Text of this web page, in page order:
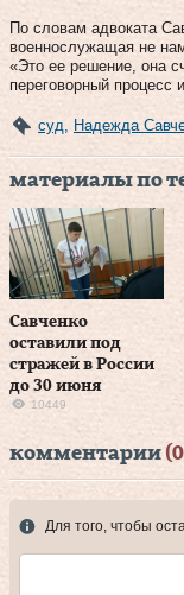
По словам адвоката
военнослужащая не
«Это ее решение, она
переговорный процесс
суд Надежда
материалы по
Савченко
оставили под
стражей в России
до 30 июня
10449
комментарии
Для того, чтобы